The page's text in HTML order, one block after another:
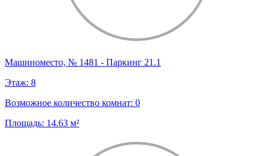
Машиноместо, № 1481 - Паркинг 21.1
Этаж: 8
Возможное количество комнат: 0
Площадь: 14.63 м²